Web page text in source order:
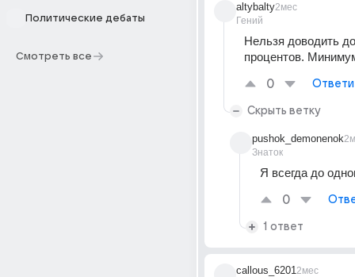
Политические дебаты
Смотреть все
altybalty
Гений
2мес
Нельзя доводить
процентов.
0
Скрыть ветку
pushok_demonenok
Знаток
Я всегда до
0
1 ответ
callous_62012мес